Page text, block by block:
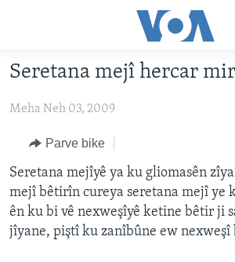
Yekser
here
naveroka
Yekser
Malpera
serekî
Yekser
here
NÛÇE
VÎDYO GALERÎ
FOTO GALERÎ
RADYO
HEVPEYVÎN
HERÊMÊN KURDAN
AMERÎKA
TIRKÎYE
SÛRÎYE
Seretana mejî hercar
Meha Neh 03, 2009
Parve bike
Seretana mejîyê ya ku gliomasên
mejî bêtirîn cureya seretana mejî ye
ên ku bi vê nexweşîyê ketine bêtir ji
jîyane, piştî ku zanîbûne ew nexweşî